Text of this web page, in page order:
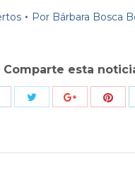
Por Bárbara Bosca
Comparte esta
Compartir
Compartir Compartir